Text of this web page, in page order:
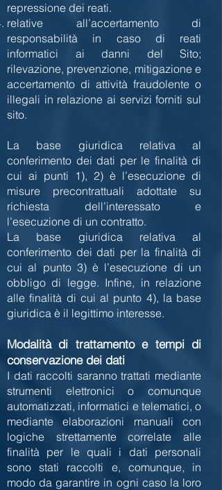
repressione dei reati.
relative all’accertamento di
responsabilità in caso di reati
informatici ai danni del Sito;
rilevazione, prevenzione, mitigazione e
accertamento di attività fraudolente o
illegali in relazione ai servizi forniti sul
sito.
La base giuridica relativa al
conferimento dei dati per le finalità di
cui ai punti 1), 2) è l’esecuzione di
misure precontrattuali adottate su
richiesta dell’interessato e
l’esecuzione di un contratto.
La base giuridica relativa al
conferimento dei dati per la finalità di
cui al punto 3) è l’esecuzione di un
obbligo di legge. Infine, in relazione
alle finalità di cui al punto 4), la base
giuridica è il legittimo interesse.
Modalità di trattamento e tempi di
conservazione dei dati
I dati raccolti saranno trattati mediante
strumenti elettronici o comunque
automatizzati, informatici e telematici, o
mediante elaborazioni manuali con
logiche strettamente correlate alle
finalità per le quali i dati personali
sono stati raccolti e, comunque, in
modo da garantire in ogni caso la loro